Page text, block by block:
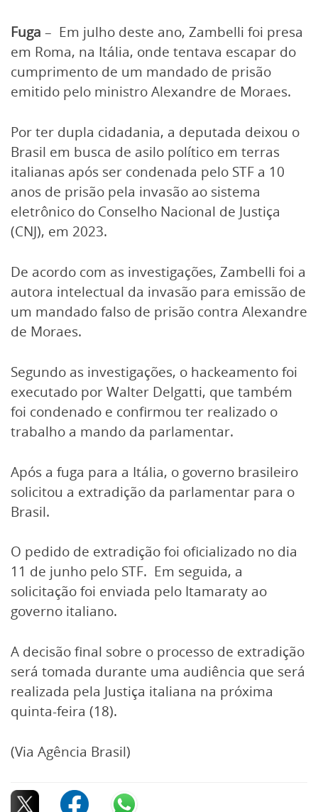
Fuga – Em julho deste ano, Zambelli foi presa
em Roma, na Itália, onde tentava escapar do
cumprimento de um mandado de prisão
emitido pelo ministro Alexandre de Moraes.
Por ter dupla cidadania, a deputada deixou o
Brasil em busca de asilo político em terras
italianas após ser condenada pelo STF a 10
anos de prisão pela invasão ao sistema
eletrônico do Conselho Nacional de Justiça
(CNJ), em 2023.
De acordo com as investigações, Zambelli foi a
autora intelectual da invasão para emissão de
um mandado falso de prisão contra Alexandre
de Moraes.
Segundo as investigações, o hackeamento foi
executado por Walter Delgatti, que também
foi condenado e confirmou ter realizado o
trabalho a mando da parlamentar.
Após a fuga para a Itália, o governo brasileiro
solicitou a extradição da parlamentar para o
Brasil.
O pedido de extradição foi oficializado no dia
11 de junho pelo STF. Em seguida, a
solicitação foi enviada pelo Itamaraty ao
governo italiano.
A decisão final sobre o processo de extradição
será tomada durante uma audiência que será
realizada pela Justiça italiana na próxima
quinta-feira (18).
(Via Agência Brasil)